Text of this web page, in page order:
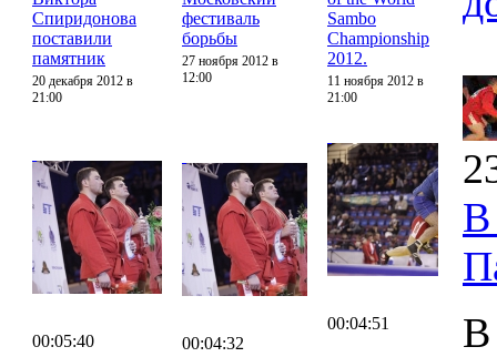
Спиридонова
поставили
памятник
20 декабря 2012 в
21:00
фестиваль
борьбы
27 ноября 2012 в
12:00
Sambo
Championship
2012.
11 ноября 2012 в
21:00
00:05:40 00:04:32
00:04:51
В
В